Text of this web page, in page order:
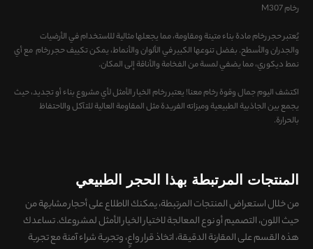
رخام M307
يُعتبر حجر رخام مادة بناء متينة ومقاومة، مما يجعلها مثالية للاستخدام في الأرضيات
والجدران والأسطح. بفضل تنوعها الكبير في الألوان والأنماط، يمكن تكييف حجر رخام مع أي
نمط ديكوري، مما يضفي لمسة من الفخامة والأناقة إلى المكان.
اكتشف اليوم جمال وقوة رخام معنا! يعتبر رخام الخيار الأمثل لأي مشروع بناء أو تجديد، حيث
يجمع بين الجاذبية الطبيعية وميزاته الفريدة مثل المقاومة العالية للتآكل والاحتفاظ
بالحرارة.
المنتجات المرتبطة بهذا الحجر الطبيعي
من خلال استعراض المنتجات المرتبطة، يمكنك الاطلاع علىأحجار مشابهة من
حيث اللون، التصميم أو نوع المعالجةلاختيار الخيار الأمثل لمشروعك. تساعدك
هذه القسم علىالمقارنة الدقيقة، اتخاذ قرار واعٍ، وتجربة شراء آمنةمع تجربة